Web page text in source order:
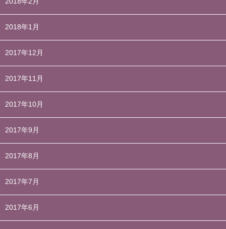
2018年1月
2017年12月
2017年11月
2017年10月
2017年9月
2017年8月
2017年7月
2017年6月